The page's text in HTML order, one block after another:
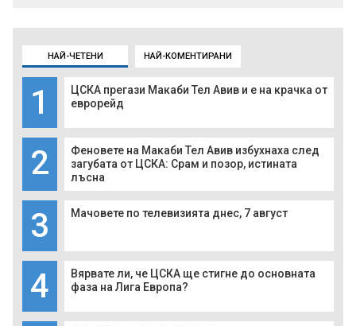
НАЙ-ЧЕТЕНИ НАЙ-КОМЕНТИРАНИ
1
ЦСКА прегази Макаби Тел Авив и е на крачка от
еврорейд
2
Феновете на Макаби Тел Авив избухнаха след
загубата от ЦСКА: Срам и позор, истината
лъсна
3 Мачовете по телевизията днес, 7 август
4
Вярвате ли, че ЦСКА ще стигне до основната
фаза на Лига Европа?